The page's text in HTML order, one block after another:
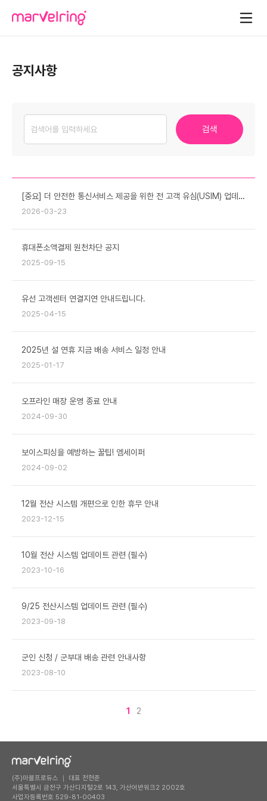
공지사항
검색
[중요] 더 안전한 통신서비스 제공을 위한 전 고객 유심(USIM) 업데이트 및 무료 교체 안내
2026-03-23
휴대폰소액결제 원천차단 공지
2025-09-15
유선 고객센터 연결지연 안내드립니다.
2025-04-15
2025년 설 연휴 지금 배송 서비스 일정 안내
2025-01-17
오프라인 매장 운영 종료 안내
2024-09-30
보이스피싱을 예방하는 꿀팁! 엠세이퍼
2024-09-02
12월 전산 시스템 개편으로 인한 휴무 안내
2023-12-15
10월 전산 시스템 업데이트 관련 (필수)
2023-10-16
9/25 전산시스템 업데이트 관련 (필수)
2023-09-18
군인 신청 / 군부대 배송 관련 안내사항
2023-08-10
1 2
(주)마블프로듀스 ｜ 대표 전현준
서울특별시 금천구 가산디지털2로 143, 가산어반워크2 2002호
사업자등록번호 529-81-00403